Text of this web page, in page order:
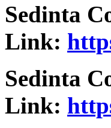
Sedinta
Link:
Sedinta
Link: